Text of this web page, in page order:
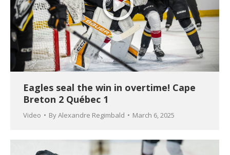
Eagles seal the win in overtime! Cape
Breton 2 Québec 1
Video ByAlexandre Regimbald March 6, 2025